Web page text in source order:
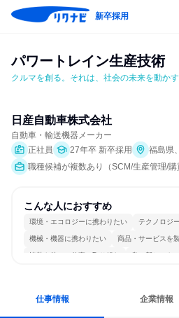
新卒採用
パワートレイン生産技術
クルマを創る。それは、社会の未来を動かす
日産自動車株式会社
自動車・輸送機器メーカー
正社員
27年卒 新卒採用
福島県
職種候補が複数あり（SCM/生産管理/購
こんな人におすすめ
環境・エコロジーに携わりたい テクノロジ
機械・機器に携わりたい 商品・サービスを
情熱を持って仕事に取り組む 常に新しいも
仕事情報 企業情報